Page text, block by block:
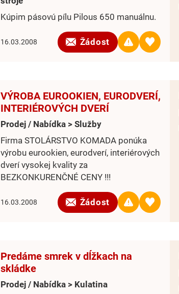
Kúpim pásovú pílu Pilous 650 manuálnu.
16.03.2008 Žádost
VÝROBA EUROOKIEN, EURODVERÍ,
INTERIÉROVÝCH DVERÍ
Prodej / Nabídka > Služby
Firma STOLÁRSTVO KOMADA ponúka
výrobu eurookien, eurodverí, interiérových
dverí vysokej kvality za
BEZKONKURENČNÉ CENY !!!
16.03.2008 Žádost
Predáme smrek v dĺžkach na
skládke
Prodej / Nabídka > Kulatina